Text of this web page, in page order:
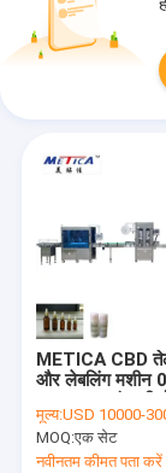
METICA CBD
और लेबलिंग मशीन
की मशीन
मूल्य:USD 10000-
MOQ:एक सेट
नवीनतम कीमत पता करें